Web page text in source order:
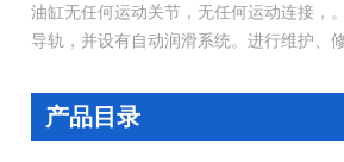
油缸无任何运动关节，无任何运动连接，
导轨，并设有自动润滑系统。进行维护、
产品目录